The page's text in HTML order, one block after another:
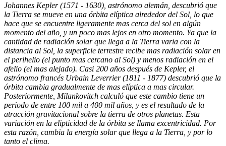
Johannes Kepler (1571 - 1630), astrónomo alemán, descubrió que
la Tierra se mueve en una órbita elíptica alrededor del Sol, lo que
hace que se encuentre ligeramente mas cerca del sol en algún
momento del año, y un poco mas lejos en otro momento. Ya que la
cantidad de radiación solar que llega a la Tierra varia con la
distancia al Sol, la superficie terrestre recibe mas radiación solar en
el perihelio (el punto mas cercano al Sol) y menos radiación en el
afelio (el mas alejado). Casi 200 años después de Kepler, el
astrónomo francés Urbain Leverrier (1811 - 1877) descubrió que la
órbita cambia gradualmente de mas elíptica a mas circular.
Posteriormente, Milankovitch calculó que este cambio tiene un
periodo de entre 100 mil a 400 mil años, y es el resultado de la
atracción gravitacional sobre la tierra de otros planetas. Esta
variación en la elipticidad de la órbita se llama excentricidad. Por
esta razón, cambia la energía solar que llega a la Tierra, y por lo
tanto el clima.